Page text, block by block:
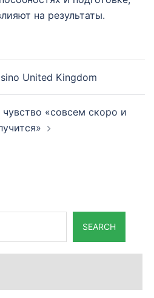
на результаты.
United Kingdom
«совсем скоро и
SEARCH